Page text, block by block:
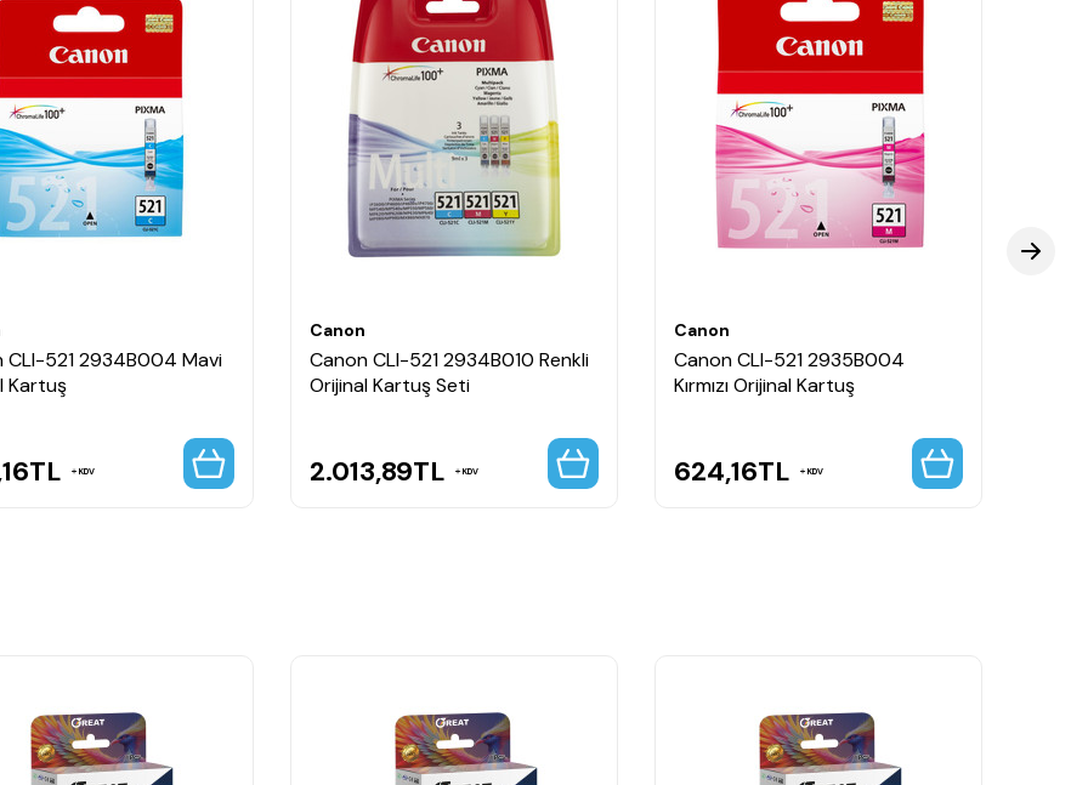
sunar.
deneyimi sunar.
CLI-521 2934B004 Mavi
Kartuş
TL KDV
Canon
Canon CLI-521 2934B010 Renkli
Orijinal Kartuş Seti
2.013,89TL KDV
Canon
Canon CLI-521 2935B004
Kırmızı Orijinal Kartuş
624,16TL KDV